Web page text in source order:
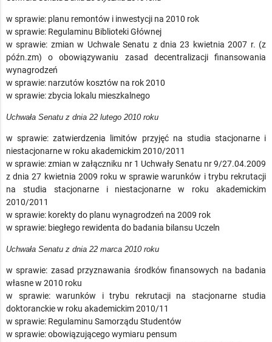
w sprawie: planu remontów i inwestycji na 2010 rok
w sprawie: Regulaminu Biblioteki Głównej
w sprawie: zmian w Uchwale Senatu z dnia 23 kwietnia 2007 r. (z
późn.zm) o obowiązywaniu zasad decentralizacji finansowania
wynagrodzeń
w sprawie: narzutów kosztów na rok 2010
w sprawie: zbycia lokalu mieszkalnego
Uchwała Senatu z dnia 22 lutego 2010 roku
w sprawie: zatwierdzenia limitów przyjęć na studia stacjonarne i
niestacjonarne w roku akademickim 2010/2011
w sprawie: zmian w załączniku nr 1 Uchwały Senatu nr 9/27.04.2009
z dnia 27 kwietnia 2009 roku w sprawie warunków i trybu rekrutacji
na studia stacjonarne i niestacjonarne w roku akademickim
2010/2011
w sprawie: korekty do planu wynagrodzeń na 2009 rok
w sprawie: biegłego rewidenta do badania bilansu Uczeln
Uchwała Senatu z dnia 22 marca 2010 roku
w sprawie: zasad przyznawania środków finansowych na badania
własne w 2010 roku
w sprawie: warunków i trybu rekrutacji na stacjonarne studia
doktoranckie w roku akademickim 2010/11
w sprawie: Regulaminu Samorządu Studentów
w sprawie: obowiązującego wymiaru pensum